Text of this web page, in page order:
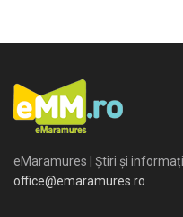
eMaramures | Știri și
office@emaramures.ro